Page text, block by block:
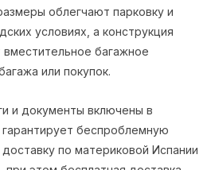
облегчают парковку и
условиях, а конструкция
вместительное багажное
или покупок.
и документы включены в
беспроблемную
по материковой Испании